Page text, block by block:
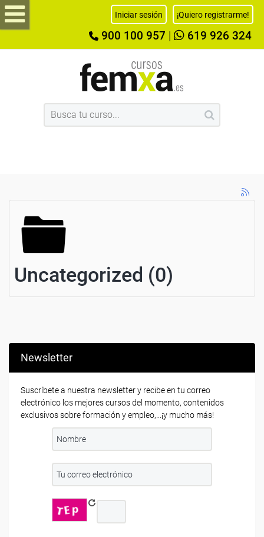
Iniciar sesión ¡Quiero registrarme!
900 100 957 619 926 324
Uncategorized (0)
Newsletter
Suscríbete a nuestra newsletter y recibe en tu correo
electrónico los mejores cursos del momento, contenidos
exclusivos sobre formación y empleo,...¡y mucho más!